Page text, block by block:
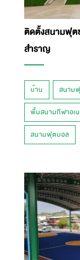
ติดตั้งสนามฟุต
สำราญ
บ้าน สนาม
พื้นสนามกีฬาอเ
สนามฟุตบอล